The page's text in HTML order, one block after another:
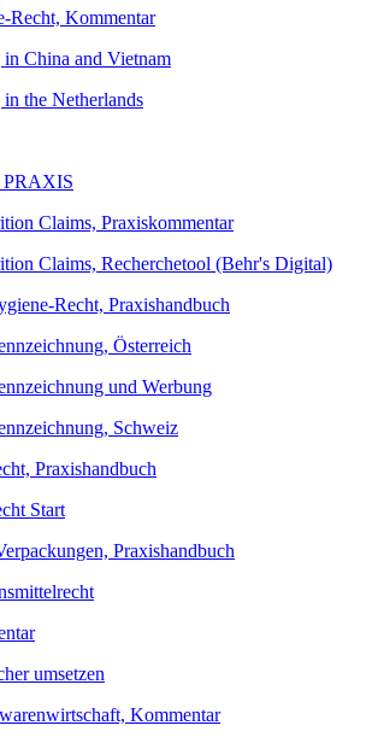
Recht, Kommentar
China and Vietnam
the Netherlands
PRAXIS
Claims, Praxiskommentar
Claims, Recherchetool (Behr's Digital)
Recht, Praxishandbuch
Österreich
und Werbung
Schweiz
Praxishandbuch
Start
Praxishandbuch
umsetzen
Kommentar